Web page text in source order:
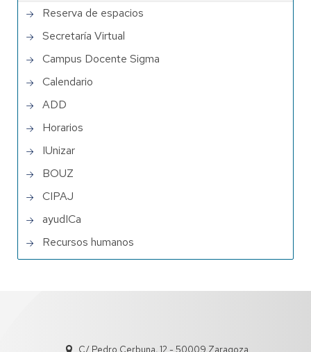
Reserva de espacios
Secretaría Virtual
Campus Docente Sigma
Calendario
ADD
Horarios
IUnizar
BOUZ
CIPAJ
ayudICa
Recursos humanos